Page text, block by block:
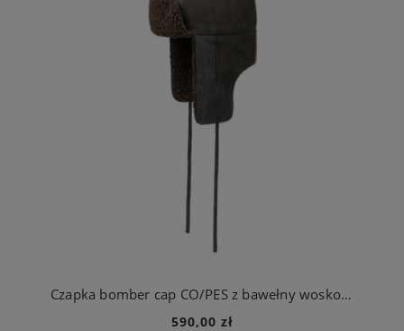
Czapka bomber cap CO/PES z bawełny woskowanej | Stetson
590,00 zł